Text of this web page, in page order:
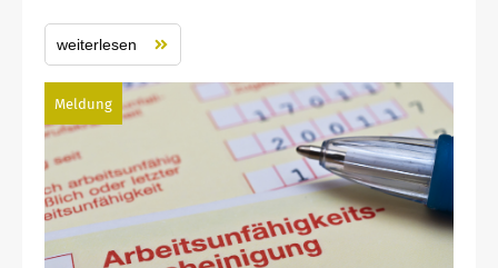
weiterlesen
Meldung